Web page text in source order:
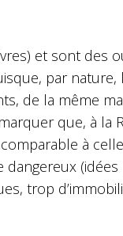
et sont des
par nature,
de la même
que, à la
à
dangereux
trop